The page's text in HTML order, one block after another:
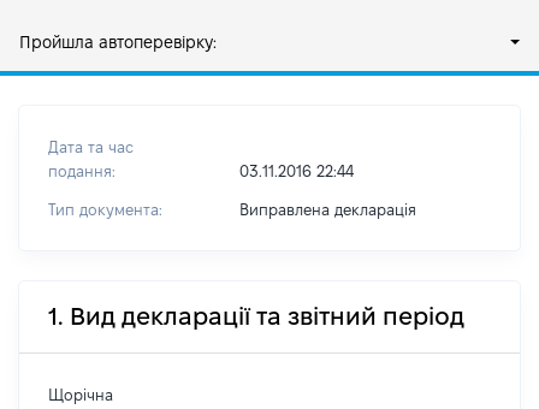
Пройшла автоперевірку:
Дата та час
подання:
03.11.2016 22:44
Тип документа: Виправлена декларація
1. Вид декларації та звітний період
Щорічна